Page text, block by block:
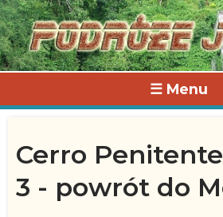
☰ Menu
Cerro
3 - powrót do